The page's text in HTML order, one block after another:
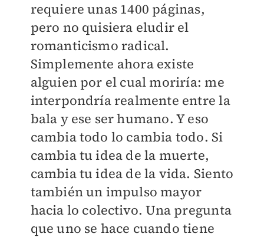
requiere unas 1400 páginas,
pero no quisiera eludir el
romanticismo radical.
Simplemente ahora existe
alguien por el cual moriría: me
interpondría realmente entre la
bala y ese ser humano. Y eso
cambia todo lo cambia todo. Si
cambia tu idea de la muerte,
cambia tu idea de la vida. Siento
también un impulso mayor
hacia lo colectivo. Una pregunta
que uno se hace cuando tiene